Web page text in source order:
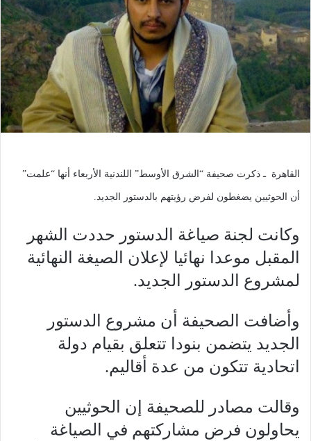
القاهرة ـ ذكرت صحيفة “الشرق الأوسط” اللندنية الأربعاء أنها “علمت”
أن الحوثيين يضغطون لفرض رؤيتهم بالدستور الجديد.
وكانت لجنة صياغة الدستور حددت الشهر
المقبل موعدا نهائيا لإعلان الصيغة النهائية
لمشروع الدستور الجديد.
وأضافت الصحيفة أن مشروع الدستور
الجديد يتضمن بنودا تتعلق بقيام دولة
اتحادية تتكون من عدة أقاليم.
وقالت مصادر للصحيفة إن الحوثيين
يحاولون فرض مشاركتهم في الصياغة